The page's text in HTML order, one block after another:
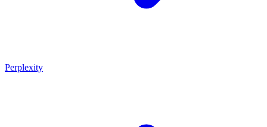
Perplexity